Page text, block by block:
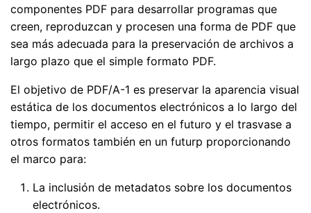
componentes PDF para desarrollar programas que
creen, reproduzcan y procesen una forma de PDF que
sea más adecuada para la preservación de archivos a
largo plazo que el simple formato PDF.
El objetivo de PDF/A-1 es preservar la aparencia visual
estática de los documentos electrónicos a lo largo del
tiempo, permitir el acceso en el futuro y el trasvase a
otros formatos también en un futurp proporcionando
el marco para:
La inclusión de metadatos sobre los documentos
electrónicos.